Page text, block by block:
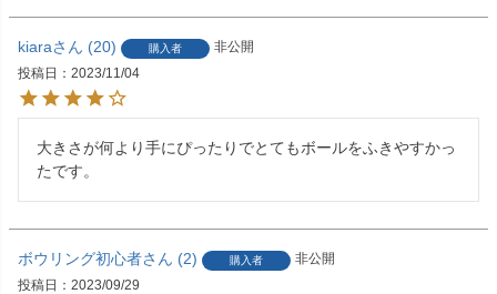
kiara 20 購入者
非公開
投稿日
2023/11/04
大きさが何より手にぴったりでとてもボールをふきやすかっ
たです。
ボウリング初心者 2 購入者
非公開
投稿日
2023/09/29